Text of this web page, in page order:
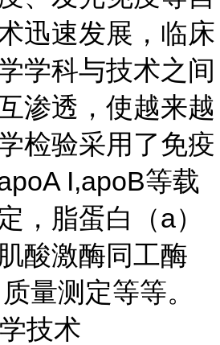
迅速发展，临床
学科与技术之间
渗透，使越来越
检验采用了免疫
I,apoB等载
，脂蛋白（a）
酸激酶同工酶
量测定等等。
技术